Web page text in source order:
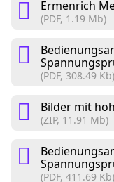
Ermenrich
(PDF, 1.19 Mb)
(PDF, 308.49 Kb)
Bilder mit
(ZIP, 11.91 Mb)
(PDF, 411.69 Kb)